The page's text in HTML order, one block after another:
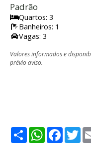
Padrão
Quartos: 3
Banheiros: 1
Vagas: 3
Valores informados e
prévio aviso.
ShareWhatsApp